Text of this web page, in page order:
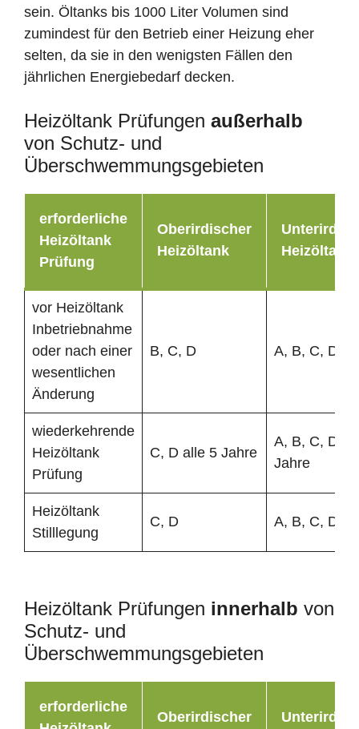
sein. Öltanks bis 1000 Liter Volumen sind
zumindest für den Betrieb einer Heizung eher
selten, da sie in den wenigsten Fällen den
jährlichen Energiebedarf decken.
Heizöltank Prüfungen außerhalb
von Schutz- und
Überschwemmungsgebieten
erforderliche
Heizöltank
Prüfung
Oberirdischer
Heizöltank
Heizöltank
vor Heizöltank
Inbetriebnahme
oder nach einer
wesentlichen
Änderung
B, C, D A, B, C, D
wiederkehrende
Heizöltank
Prüfung
C, D alle 5 Jahre
A, B, C, D
Jahre
Heizöltank
Stilllegung
C, D A, B, C, D
Heizöltank Prüfungen innerhalb von
Schutz- und
Überschwemmungsgebieten
erforderliche
Oberirdischer